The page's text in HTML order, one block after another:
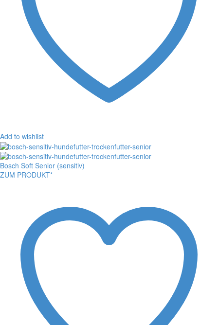
Add to wishlist
Bosch Soft Senior (sensitiv)
ZUM PRODUKT*